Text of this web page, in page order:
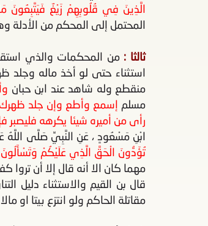
الَّذِينَ فِي قُلُوبِهِمْ زَيْغٌ فَيَتَّبِعُونَ مَا
المحتمل إلى المحكم من الأدلة
ثالثا : من المحكمات والذي استقر
استثناء حتى لو أخذ ماله وجلد
منقطع وله شاهد عند ابن حبان
مسلم
إسمع وأطع وإن جلد
رأى من أميره شيئا يكرهه
ابْنِ مَسْعُودٍ ، عَنِ النَّبِيِّ صَلَّى اللَّهُ
تُؤَدُّونَ الْحَقَّ الَّذِي عَلَيْكُمْ
مهما كان الا أنه قال إلا أن تروا
قال بن القيم والاستثناء دليل
مقاتلة الحاكم ولو انتزع بيتا